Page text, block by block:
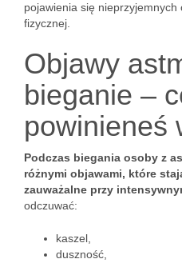
pojawienia się
fizycznej.
Objawy
bieganie –
powinieneś
Podczas biegania osoby z
różnymi objawami, które
zauważalne przy
odczuwać:
kaszel,
duszność,